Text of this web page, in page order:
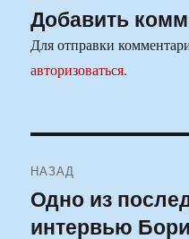
Добавить
Для отправки
авторизоваться.
по
записям
НАЗАД
Предыдущая
запись:
Одно из
интервью